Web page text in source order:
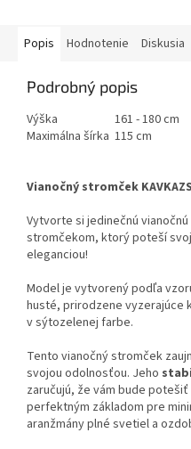
Popis Hodnotenie Diskusia
Podrobný popis
Výška
161 - 180 cm
Maximálna šírka 115 cm
Vianočný stromček
Vytvorte si jedinečnú
stromčekom, ktorý poteší
eleganciou!
Model je vytvorený podľa
husté, prirodzene vyzerajúce
v sýtozelenej farbe.
Tento vianočný stromček
svojou odolnosťou. Jeho
zaručujú, že vám bude
perfektným základom pre
aranžmány plné svetiel a